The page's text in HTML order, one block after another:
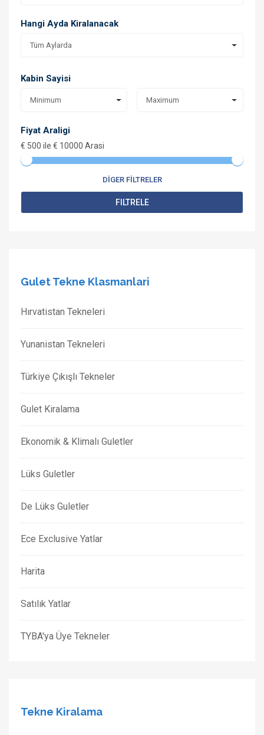
Hangi Ayda Kiralanacak
Tüm Aylarda
Kabin Sayisi
Minimum Maximum
Fiyat Araligi
€ 500 ile € 10000 Arasi
DIGER FILTRELER
FILTRELE
Gulet Tekne Klasmanlari
Hırvatistan Tekneleri
Yunanistan Tekneleri
Türkiye Çıkışlı Tekneler
Gulet Kiralama
Ekonomik & Klimalı Guletler
Lüks Guletler
De Lüks Guletler
Ece Exclusive Yatlar
Harita
Satılık Yatlar
TYBA'ya Üye Tekneler
Tekne Kiralama